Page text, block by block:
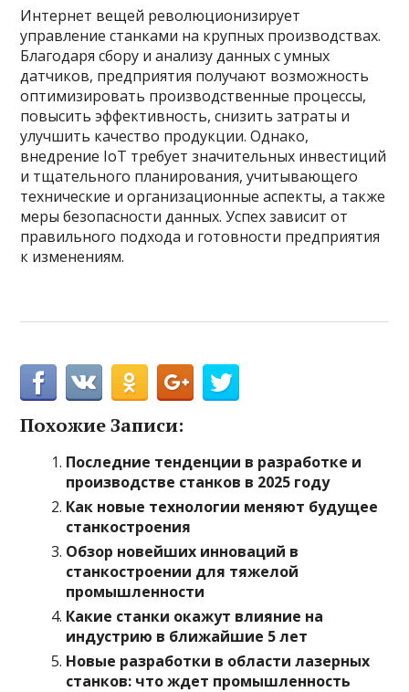
Интернет вещей революционизирует
управление станками на крупных производствах.
Благодаря сбору и анализу данных с умных
датчиков, предприятия получают возможность
оптимизировать производственные процессы,
повысить эффективность, снизить затраты и
улучшить качество продукции. Однако,
внедрение IoT требует значительных инвестиций
и тщательного планирования, учитывающего
технические и организационные аспекты, а также
меры безопасности данных. Успех зависит от
правильного подхода и готовности предприятия
к изменениям.
Похожие Записи:
Последние тенденции в разработке и
производстве станков в 2025 году
Как новые технологии меняют будущее
станкостроения
Обзор новейших инноваций в
станкостроении для тяжелой
промышленности
Какие станки окажут влияние на
индустрию в ближайшие 5 лет
Новые разработки в области лазерных
станков: что ждет промышленность